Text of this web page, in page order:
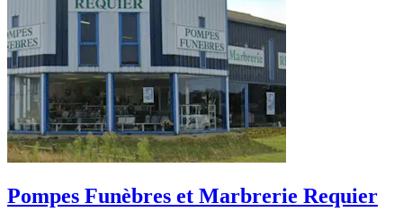
Pompes Funèbres et Marbrerie Requier